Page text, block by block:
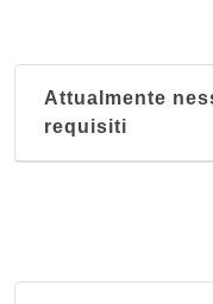
Attualmente
requisiti